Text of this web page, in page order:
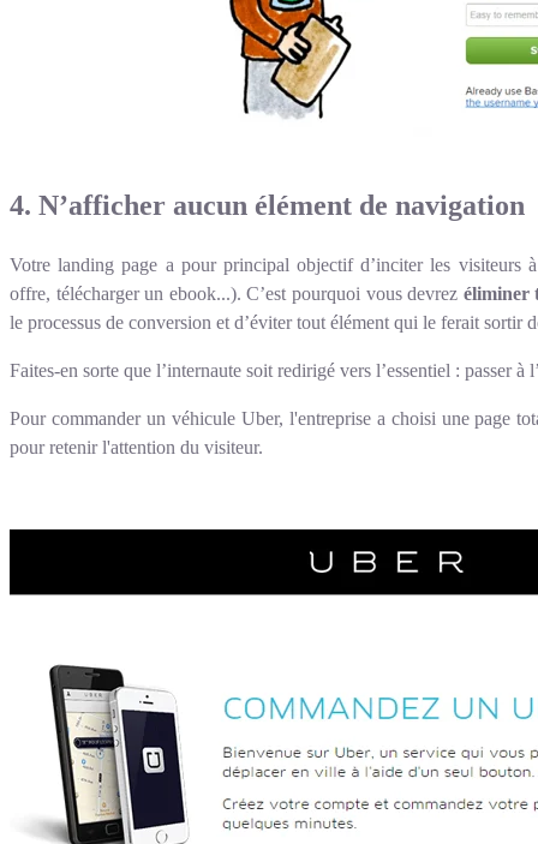
4. N’afficher aucun élément de navigation
Votre landing page a pour principal objectif d’inciter les visiteurs
offre, télécharger un ebook...). C’est pourquoi vous devrez éliminer
le processus de conversion et d’éviter tout élément qui le ferait sortir
Faites-en sorte que l’internaute soit redirigé vers l’essentiel : passer à
Pour commander un véhicule Uber, l'entreprise a choisi une page
pour retenir l'attention du visiteur.